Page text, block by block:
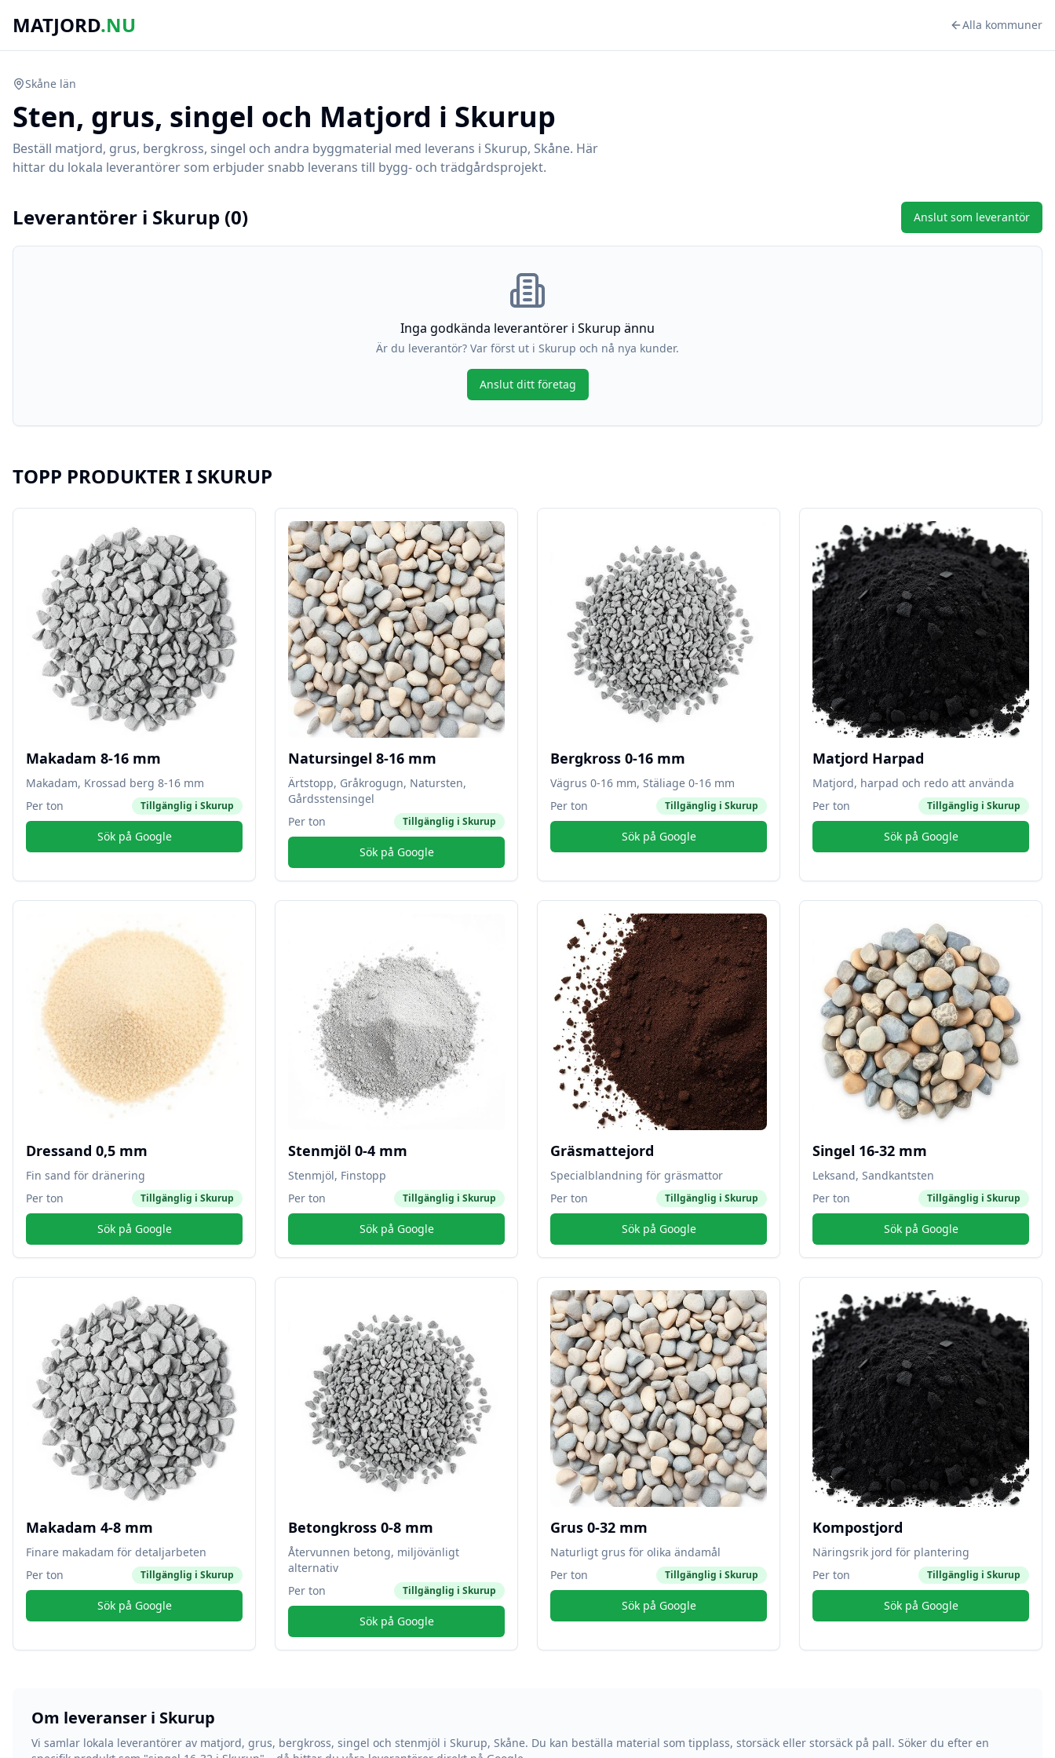
MATJORD.NU Alla kommuner
Skåne län
Sten, grus, singel och Matjord i Skurup
Beställ matjord, grus, bergkross, singel och andra byggmaterial med leverans i Skurup, Skåne. Här
hittar du lokala leverantörer som erbjuder snabb leverans till bygg- och trädgårdsprojekt.
Leverantörer i Skurup (0) Anslut som leverantör
Inga godkända leverantörer i Skurup ännu
Är du leverantör? Var först ut i Skurup och nå nya kunder.
Anslut ditt företag
TOPP PRODUKTER I SKURUP
Makadam 8-16 mm
Makadam, Krossad berg 8-16 mm
Per ton
Tillgänglig i Skurup
Sök på Google
Natursingel 8-16 mm
Ärtstopp, Gråkrogugn, Natursten,
Gårdsstensingel
Per ton
Tillgänglig i Skurup
Sök på Google
Bergkross 0-16 mm
Vägrus 0-16 mm, Stäliage 0-16 mm
Per ton
Tillgänglig i Skurup
Sök på Google
Matjord Harpad
Matjord, harpad och redo att använda
Per ton
Tillgänglig i Skurup
Sök på Google
Dressand 0,5 mm
Fin sand för dränering
Per ton
Tillgänglig i Skurup
Sök på Google
Stenmjöl 0-4 mm
Stenmjöl, Finstopp
Per ton
Tillgänglig i Skurup
Sök på Google
Gräsmattejord
Specialblandning för gräsmattor
Per ton
Tillgänglig i Skurup
Sök på Google
Singel 16-32 mm
Leksand, Sandkantsten
Per ton
Tillgänglig i Skurup
Sök på Google
Makadam 4-8 mm
Finare makadam för detaljarbeten
Per ton
Tillgänglig i Skurup
Sök på Google
Betongkross 0-8 mm
Återvunnen betong, miljövänligt
alternativ
Per ton
Tillgänglig i Skurup
Sök på Google
Grus 0-32 mm
Naturligt grus för olika ändamål
Per ton
Tillgänglig i Skurup
Sök på Google
Kompostjord
Näringsrik jord för plantering
Per ton
Tillgänglig i Skurup
Sök på Google
Om leveranser i Skurup
Vi samlar lokala leverantörer av matjord, grus, bergkross, singel och stenmjöl i Skurup, Skåne. Du kan beställa material som tipplass, storsäck eller storsäck på pall. Söker du efter en